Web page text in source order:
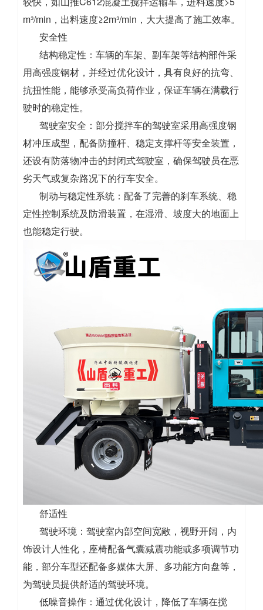
m³/min，出料速度≥2m³/min，大大提高了施工效率。
安全性
结构稳定性：车辆的车架、副车架等结构部件采
用高强度钢材，并经过优化设计，具有良好的抗弯、
抗扭性能，能够承受高负荷作业，保证车辆在满载行
驶时的稳定性。
驾驶室安全：部分搅拌车的驾驶室采用高强度钢
材冲压成型，配备防撞杆、稳定支撑杆等安全装置，
还设有防落物冲击的封闭式驾驶室，确保驾驶员在恶
劣天气或复杂路况下的行车安全。
制动与稳定性系统：配备了完善的刹车系统、稳
定性控制系统及防滑装置，在湿滑、坡度大的地面上
也能稳定行驶。
舒适性
驾驶环境：驾驶室内部空间宽敞，视野开阔，内
饰设计人性化，座椅配备气囊减震功能或多项调节功
能，部分车型还配备多媒体大屏、多功能方向盘等，
为驾驶员提供舒适的驾驶环境。
低噪音操作：通过优化设计，降低了车辆在搅